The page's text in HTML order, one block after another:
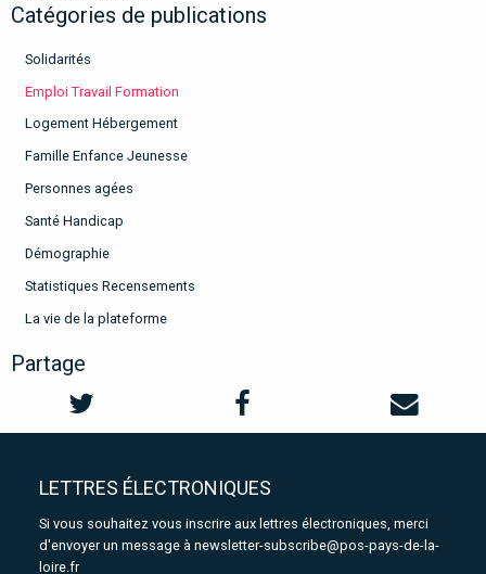
Catégories de publications
Solidarités
Emploi Travail Formation
Logement Hébergement
Famille Enfance Jeunesse
Personnes agées
Santé Handicap
Démographie
Statistiques Recensements
La vie de la plateforme
Partage
LETTRES ÉLECTRONIQUES
Si vous souhaitez vous inscrire aux lettres électroniques, merci
d'envoyer un message à newsletter-subscribe@pos-pays-de-la-
loire.fr